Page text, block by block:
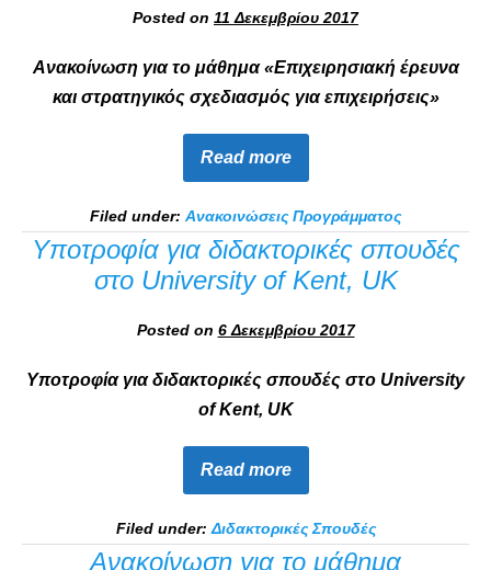
Posted on 11 Δεκεμβρίου 2017
Ανακοίνωση για το μάθημα «Επιχειρησιακή έρευνα
και στρατηγικός σχεδιασμός για επιχειρήσεις»
Read more
Filed under: Ανακοινώσεις Προγράμματος
Υποτροφία για διδακτορικές σπουδές
στο University of Kent, UK
Posted on 6 Δεκεμβρίου 2017
Υποτροφία για διδακτορικές σπουδές στο University
of Kent, UK
Read more
Filed under: Διδακτορικές Σπουδές
Ανακοίνωση για το μάθημα